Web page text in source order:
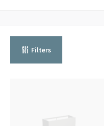
Filters